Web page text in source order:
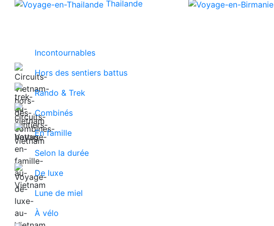
Thailande
Incontournables
Hors des sentiers battus
Rando & Trek
Combinés
En famille
Selon la durée
De luxe
Lune de miel
À vélo